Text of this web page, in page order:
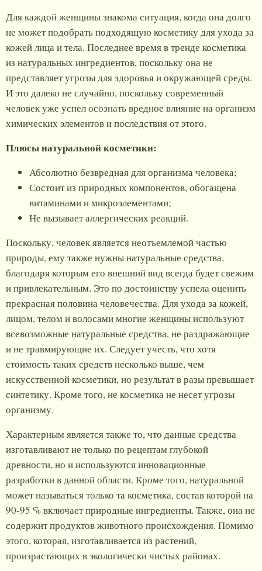
Для каждой женщины знакома ситуация, когда она долго
не может подобрать подходящую косметику для ухода за
кожей лица и тела. Последнее время в тренде косметика
из натуральных ингредиентов, поскольку она не
представляет угрозы для здоровья и окружающей среды.
И это далеко не случайно, поскольку современный
человек уже успел осознать вредное влияние на организм
химических элементов и последствия от этого.
Плюсы натуральной косметики:
Абсолютно безвредная для организма человека;
Состоит из природных компонентов, обогащена
витаминами и микроэлементами;
Не вызывает аллергических реакций.
Поскольку, человек является неотъемлемой частью
природы, ему также нужны натуральные средства,
благодаря которым его внешний вид всегда будет свежим
и привлекательным. Это по достоинству успела оценить
прекрасная половина человечества. Для ухода за кожей,
лицом, телом и волосами многие женщины используют
всевозможные натуральные средства, не раздражающие
и не травмирующие их. Следует учесть, что хотя
стоимость таких средств несколько выше, чем
искусственной косметики, но результат в разы превышает
синтетику. Кроме того, не косметика не несет угрозы
организму.
Характерным является также то, что данные средства
изготавливают не только по рецептам глубокой
древности, но и используются инновационные
разработки в данной области. Кроме того, натуральной
может называться только та косметика, состав которой на
90-95 % включает природные ингредиенты. Также, она не
содержит продуктов животного происхождения. Помимо
этого, которая, изготавливается из растений,
произрастающих в экологически чистых районах.